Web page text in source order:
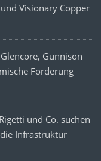
Visionary Copper
Gunnison
Förderung
und Co. suchen
Infrastruktur